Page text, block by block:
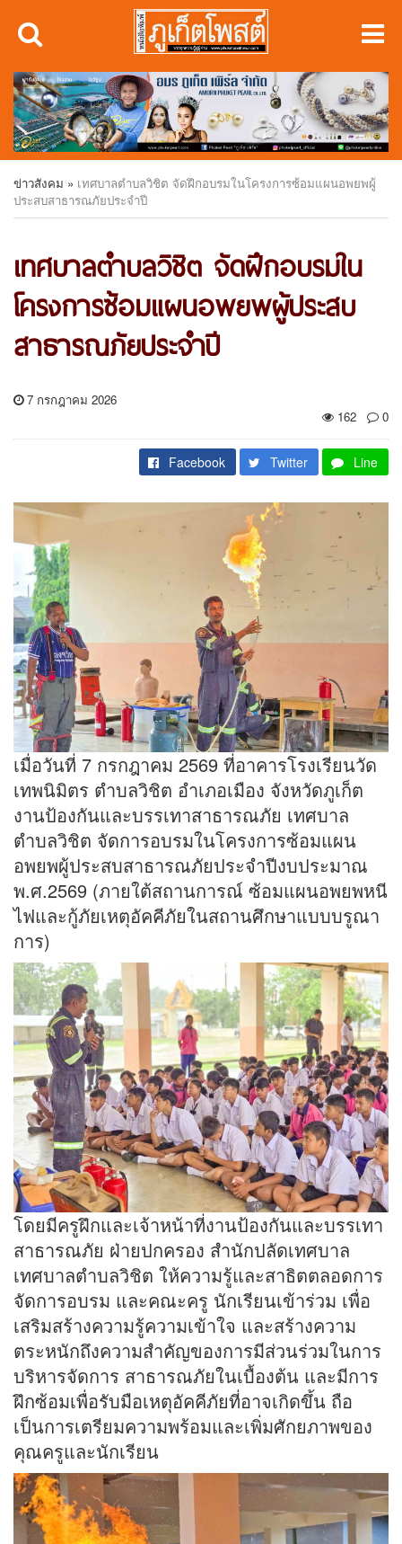
ข่าวสังคม » เทศบาลตำบลวิชิต จัดฝึกอบรมในโครงการซ้อมแผนอพยพผู้
ประสบสาธารณภัยประจำปี
เทศบาลตำบลวิชิต จัดฝึกอบรมใน
โครงการซ้อมแผนอพยพผู้ประสบ
สาธารณภัยประจำปี
7 กรกฎาคม 2026
162
0
Facebook Twitter Line
เมื่อวันที่ 7 กรกฎาคม 2569 ที่อาคารโรงเรียนวัด
เทพนิมิตร ตำบลวิชิต อำเภอเมือง จังหวัดภูเก็ต
งานป้องกันและบรรเทาสาธารณภัย เทศบาล
ตำบลวิชิต จัดการอบรมในโครงการซ้อมแผน
อพยพผู้ประสบสาธารณภัยประจำปีงบประมาณ
พ.ศ.2569 (ภายใต้สถานการณ์ ซ้อมแผนอพยพหนี
ไฟและกู้ภัยเหตุอัคคีภัยในสถานศึกษาแบบบรูณา
การ)
โดยมีครูฝึกและเจ้าหน้าที่งานป้องกันและบรรเทา
สาธารณภัย ฝ่ายปกครอง สำนักปลัดเทศบาล
เทศบาลตำบลวิชิต ให้ความรู้และสาธิตตลอดการ
จัดการอบรม และคณะครู นักเรียนเข้าร่วม เพื่อ
เสริมสร้างความรู้ความเข้าใจ และสร้างความ
ตระหนักถึงความสำคัญของการมีส่วนร่วมในการ
บริหารจัดการ สาธารณภัยในเบื้องต้น และมีการ
ฝึกซ้อมเพื่อรับมือเหตุอัคคีภัยที่อาจเกิดขึ้น ถือ
เป็นการเตรียมความพร้อมและเพิ่มศักยภาพของ
คุณครูและนักเรียน